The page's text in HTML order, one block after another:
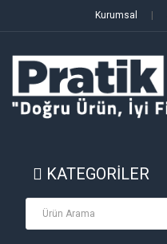
Kurumsal
KATEGORİLER